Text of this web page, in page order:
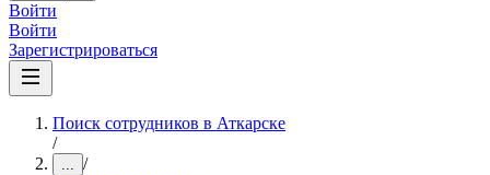
Войти
Войти
Зарегистрироваться
Поиск сотрудников в Аткарске
/
... /